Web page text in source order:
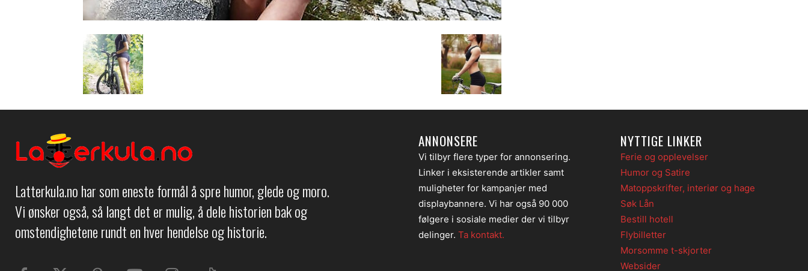
Latterkula.no har som eneste formål å spre humor, glede og moro.
Vi ønsker også, så langt det er mulig, å dele historien bak og
omstendighetene rundt en hver hendelse og historie.
ANNONSERE
Vi tilbyr flere typer for annonsering.
Linker i eksisterende artikler samt
muligheter for kampanjer med
displaybannere. Vi har også 90 000
følgere i sosiale medier der vi tilbyr
delinger. Ta kontakt.
NYTTIGE LINKER
Ferie og opplevelser
Humor og Satire
Matoppskrifter, interiør og hage
Søk Lån
Bestill hotell
Flybilletter
Morsomme t-skjorter
Websider